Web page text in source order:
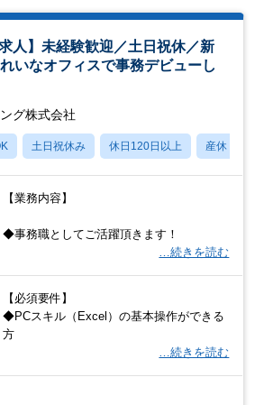
人】未経験歓迎／土日祝休／新
いなオフィスで事務デビューし
グ株式会社
土日祝休み 休日120日以上 産休・育休
【業務内容】
◆事務職としてご活躍頂きます！
…続きを読む
【必須要件】
◆PCスキル（Excel）の基本操作ができる
方
…続きを読む